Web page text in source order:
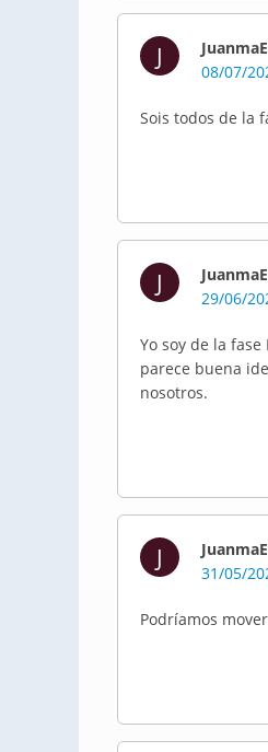
J
08/07/
Sois todos de la
J
29/06/
Yo soy de la
parece buena
nosotros.
J
31/05/
Podríamos